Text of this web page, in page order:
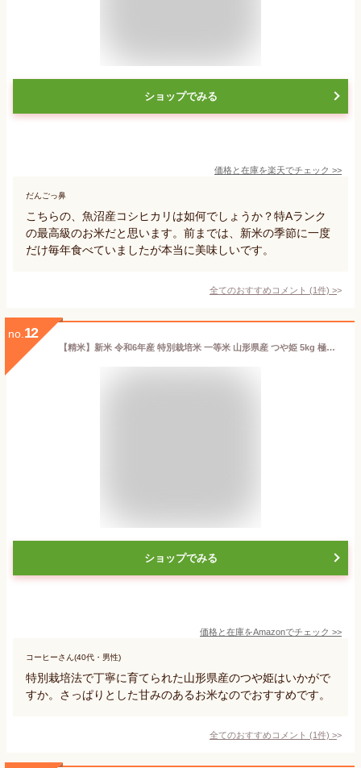
ショップでみる
価格と在庫を楽天でチェック >>
だんごっ鼻
こちらの、魚沼産コシヒカリは如何でしょうか？特Aランク
の最高級のお米だと思います。前までは、新米の季節に一度
だけ毎年食べていましたが本当に美味しいです。
全てのおすすめコメント (1件) >
no. 12
【精米】新米 令和6年産 特別栽培米 一等米 山形県産 つや姫 5kg 極上 最高級 ミシュラン店御用達 農薬未使用(除草剤1回)
ショップでみる
価格と在庫をAmazonでチェック >>
コーヒーさん(40代・男性)
特別栽培法で丁寧に育てられた山形県産のつや姫はいかがで
すか。さっぱりとした甘みのあるお米なのでおすすめです。
全てのおすすめコメント (1件) >